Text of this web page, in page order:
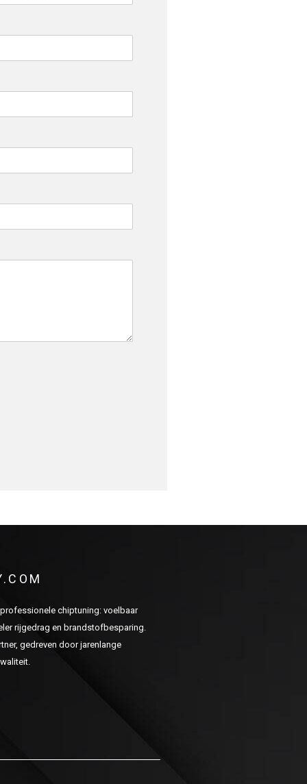
professionele chiptuning: voelbaar
rijgedrag en brandstofbesparing.
gedreven door jarenlange